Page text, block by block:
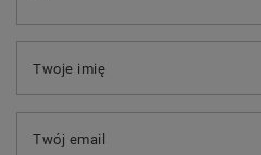
Twoje imię
Twój email